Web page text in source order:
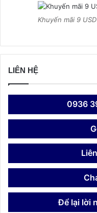
Khuyến mãi 9
LIÊN HỆ
0936
Để lại lời